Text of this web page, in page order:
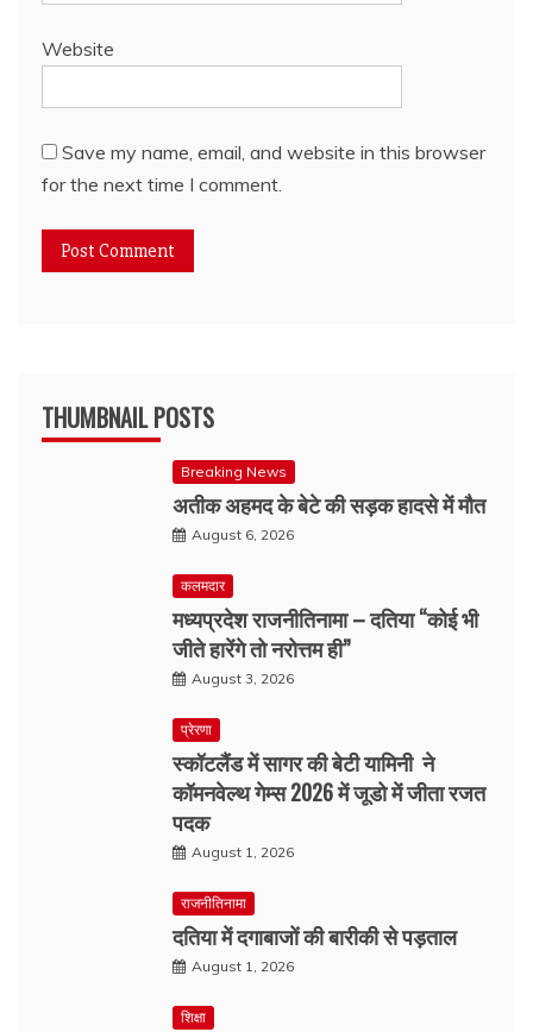
Website
Save my name, email, and website in this browser
for the next time I comment.
THUMBNAIL POSTS
Breaking News
अतीक अहमद के बेटे की सड़क हादसे में मौत
August 6, 2026
कलमदार
मध्यप्रदेश राजनीतिनामा – दतिया “कोई भी
जीते हारेंगे तो नरोत्तम ही”
August 3, 2026
प्रेरणा
स्कॉटलैंड में सागर की बेटी यामिनी ने
कॉमनवेल्थ गेम्स 2026 में जूडो में जीता रजत
पदक
August 1, 2026
राजनीतिनामा
दतिया में दगाबाजों की बारीकी से पड़ताल
August 1, 2026
शिक्षा